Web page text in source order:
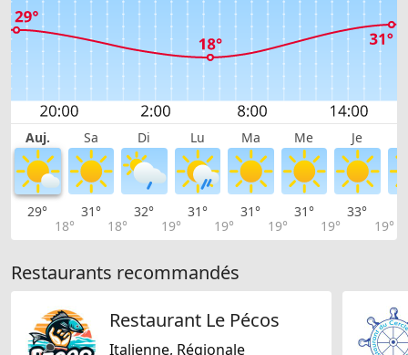
Auj. Sa Di Lu Ma Me Je
29°
18°
31°
18°
32°
19°
31°
19°
31°
19°
31°
19°
33°
19°
Restaurants recommandés
Restaurant Le Pécos
Italienne, Régionale